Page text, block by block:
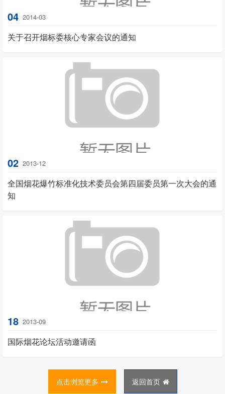
04 2014-03
关于召开烟标委核心专家会议的通知
02 2013-12
全国烟花爆竹标准化技术委员会第四届委员第一次大会的通
知
18 2013-09
国际烟花论坛活动邀请函
点击浏览更多 返回首页